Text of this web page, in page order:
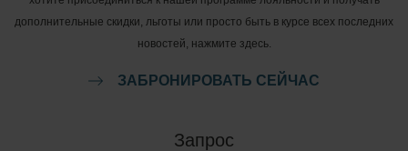
дополнительные скидки, льготы или просто быть в курсе всех последних
новостей, нажмите здесь.
ЗАБРОНИРОВАТЬ СЕЙЧАС
Запрос